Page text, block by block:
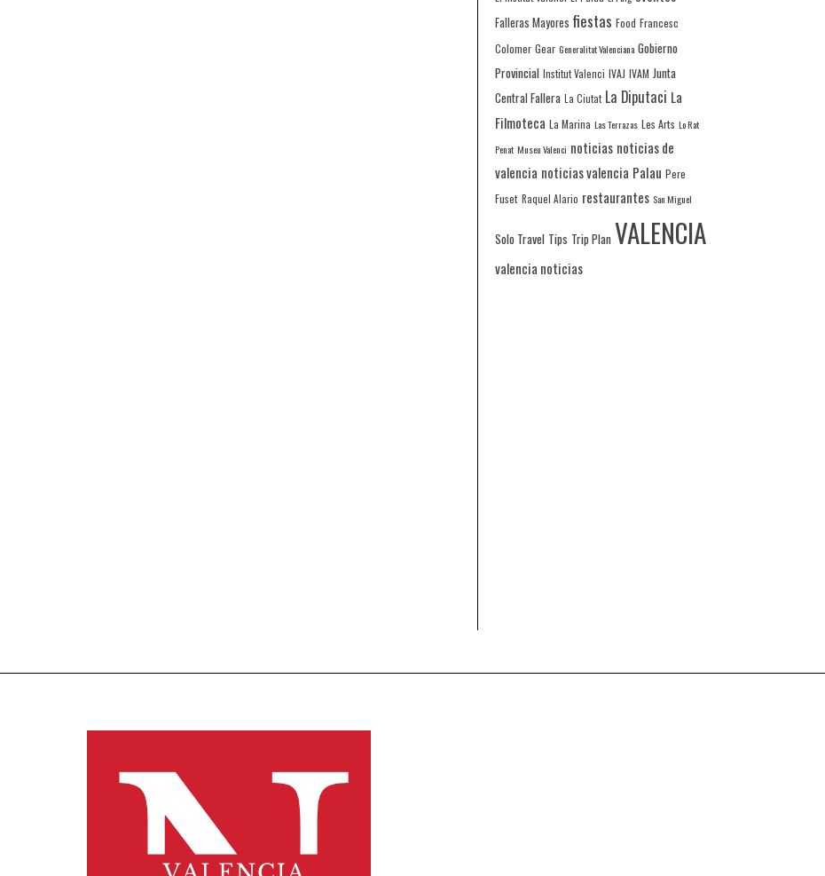
Falleras Mayores fiestas Food Francesc
Colomer Gear Generalitat Valenciana Gobierno
Provincial Institut Valenci IVAJ IVAM Junta
Central Fallera La Ciutat La Diputaci La
Filmoteca La Marina Las Terrazas Les Arts Lo Rat
Penat Museu Valenci noticias noticias de
valencia noticias valencia Palau Pere
Fuset Raquel Alario restaurantes San Miguel
Solo Travel Tips Trip Plan VALENCIA
valencia noticias